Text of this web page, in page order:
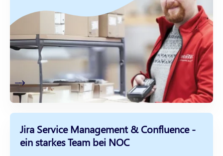
Jira Service Management & Confluence -
ein starkes Team bei NOC